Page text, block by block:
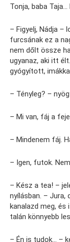
Tonja, baba
– Figyelj, Nádja –
furcsának ez a
nem dőlt össze
ugyanaz, aki itt
gyógyított,
– Tényleg? –
– Mi van, fáj a
– Mindenem fáj.
– Igen, futok.
– Kész a tea! –
nyílásban. – Jura,
kanalazd meg, és
talán könnyebb
– Én is tudok… –